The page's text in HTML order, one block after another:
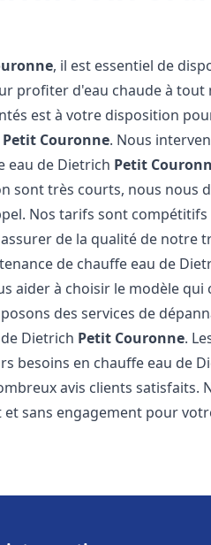
, il est essentiel de
profiter d'eau chaude à
est à votre disposition
Petit Couronne. Nous
eau de Dietrich Petit
sont très courts, nous nous
Nos tarifs sont
de la qualité de notre
de chauffe eau de
aider à choisir le modèle qui
des services de
Dietrich Petit Couronne.
besoins en chauffe eau de
avis clients satisfaits.
sans engagement pour